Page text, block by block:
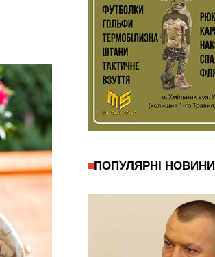
ПОПУЛЯРНІ НОВИНИ